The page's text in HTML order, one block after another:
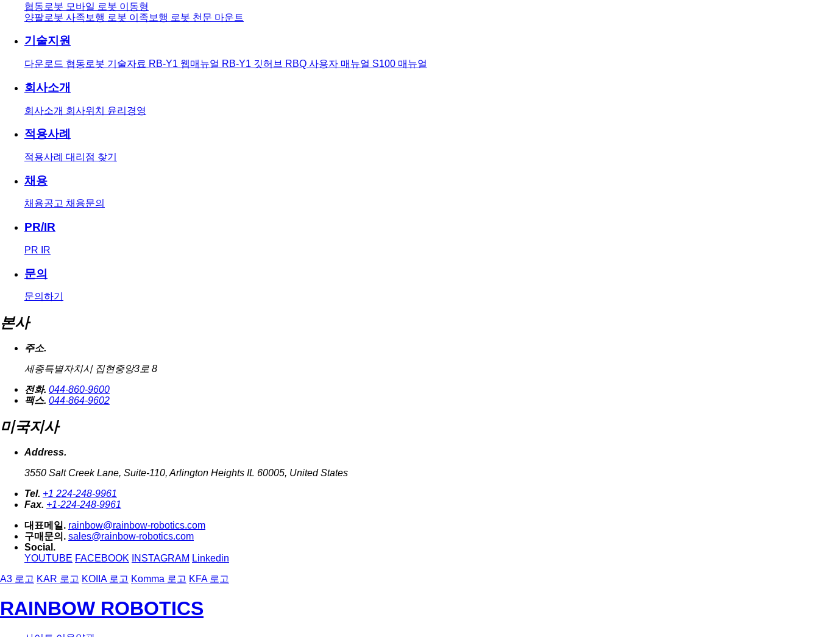
협동로봇 모바일 로봇 이동형
양팔로봇 사족보행 로봇 이족보행 로봇 천문 마운트
기술지원
다운로드 협동로봇 기술자료 RB-Y1 웹매뉴얼 RB-Y1 깃허브 RBQ 사용자 매뉴얼 S100 매뉴얼
회사소개
회사소개 회사위치 윤리경영
적용사례
적용사례 대리점 찾기
채용
채용공고 채용문의
PR/IR
PR IR
문의
문의하기
본사
주소.
세종특별자치시 집현중앙3로 8
전화. 044-860-9600
팩스. 044-864-9602
미국지사
Address.
3550 Salt Creek Lane, Suite-110, Arlington Heights IL 60005, United States
Tel. +1 224-248-9961
Fax. +1-224-248-9961
대표메일. rainbow@rainbow-robotics.com
구매문의. sales@rainbow-robotics.com
Social.
YOUTUBE FACEBOOK INSTAGRAM Linkedin
A3 로고 KAR 로고 KOIIA 로고 Komma 로고 KFA 로고
RAINBOW ROBOTICS